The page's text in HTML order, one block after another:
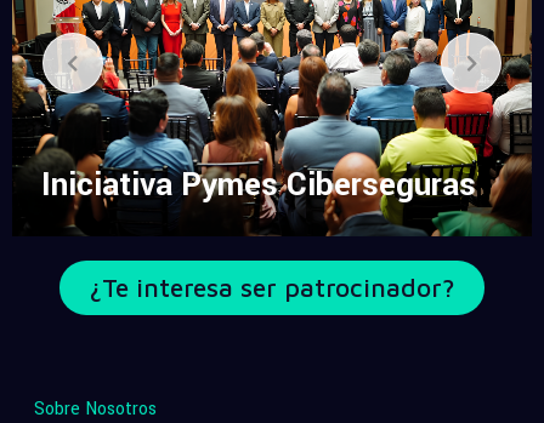
Iniciativa Pymes Ciberseguras
¿Te interesa ser patrocinador?
Sobre Nosotros